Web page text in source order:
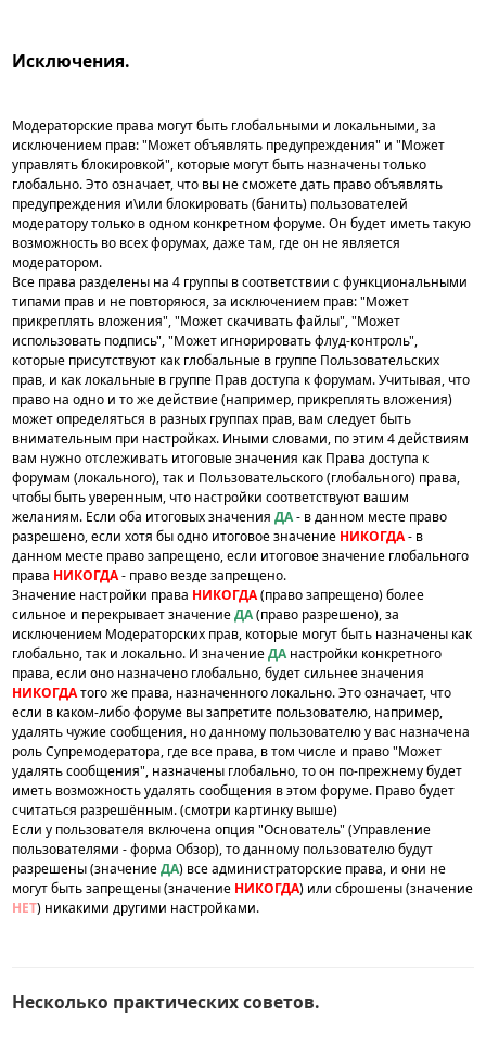
Исключения.
Модераторские права могут быть глобальными и локальными, за
исключением прав: "Может объявлять предупреждения" и "Может
управлять блокировкой", которые могут быть назначены только
глобально. Это означает, что вы не сможете дать право объявлять
предупреждения и\или блокировать (банить) пользователей
модератору только в одном конкретном форуме. Он будет иметь такую
возможность во всех форумах, даже там, где он не является
модератором.
Все права разделены на 4 группы в соответствии с функциональными
типами прав и не повторяюся, за исключением прав: "Может
прикреплять вложения", "Может скачивать файлы", "Может
использовать подпись", "Может игнорировать флуд-контроль",
которые присутствуют как глобальные в группе Пользовательских
прав, и как локальные в группе Прав доступа к форумам. Учитывая, что
право на одно и то же действие (например, прикреплять вложения)
может определяться в разных группах прав, вам следует быть
внимательным при настройках. Иными словами, по этим 4 действиям
вам нужно отслеживать итоговые значения как Права доступа к
форумам (локального), так и Пользовательского (глобального) права,
чтобы быть уверенным, что настройки соответствуют вашим
желаниям. Если оба итоговых значенияДА- в данном месте право
разрешено, если хотя бы одно итоговое значение НИКОГДА- в
данном месте право запрещено, если итоговое значение глобального
права НИКОГДА- право везде запрещено.
Значение настройки права НИКОГДА(право запрещено) более
сильное и перекрывает значениеДА(право разрешено), за
исключением Модераторских прав, которые могут быть назначены как
глобально, так и локально. И значениеДАнастройки конкретного
права, если оно назначено глобально, будет сильнее значения
НИКОГДАтого же права, назначенного локально. Это означает, что
если в каком-либо форуме вы запретите пользователю, например,
удалять чужие сообщения, но данному пользователю у вас назначена
роль Супремодератора, где все права, в том числе и право "Может
удалять сообщения", назначены глобально, то он по-прежнему будет
иметь возможность удалять сообщения в этом форуме. Право будет
считаться разрешённым. (смотри картинку выше)
Если у пользователя включена опция "Основатель" (Управление
пользователями - форма Обзор), то данному пользователю будут
разрешены (значениеДА) все администраторские права, и они не
могут быть запрещены (значение НИКОГДА) или сброшены (значение
НЕТ) никакими другими настройками.
Несколько практических советов.